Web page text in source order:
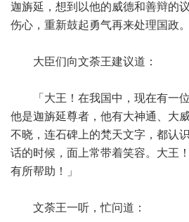
迦旃延，想到以他的威德和善辩的
伤心，重新鼓起勇气再来处理国政。
大臣们向文荼王建议道：
「大王！在我国中，现在有一位
他是迦旃延尊者，他有大神通、大
不晓，连石碑上的梵天文字，都认
话的时候，面上常带着笑容。大王
有所帮助！」
文荼王一听，忙问道：